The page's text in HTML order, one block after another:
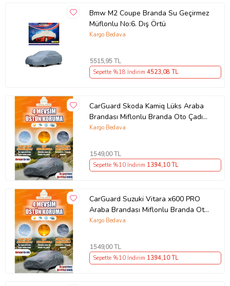
Bmw M2 Coupe Branda Su Geçirmez
Müflonlu No:6. Dış Örtü
Kargo Bedava
5515,95 TL
Sepette %18 İndirim 4523,08 TL
CarGuard Skoda Kamiq Lüks Araba
Brandası Miflonlu Branda Oto Çadır
Örtü
Kargo Bedava
1549,00 TL
Sepette %10 İndirim 1394,10 TL
CarGuard Suzuki Vitara x600 PRO
Araba Brandası Miflonlu Branda Oto
Çadır Örtü
Kargo Bedava
1549,00 TL
Sepette %10 İndirim 1394,10 TL